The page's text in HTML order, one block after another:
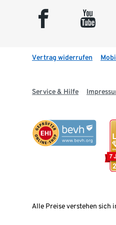
facebook youtube
Vertrag widerrufen
Service & Hilfe
Alle Preise verstehen sich